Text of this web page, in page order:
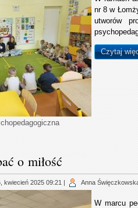
nr 8 w
utworów
Czytaj
o miłość
kwiecień 2025 09:21 | Anna
W marcu